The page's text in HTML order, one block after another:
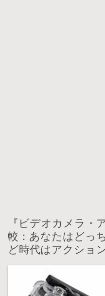
『ビデオカメラ・
較：あなたはどっ
ど時代はアクショ